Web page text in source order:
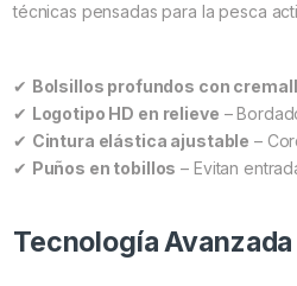
técnicas pensadas para la pesca
✔ Bolsillos profundos con
✔ Logotipo HD en relieve –
✔ Cintura elástica ajustable –
✔ Puños en tobillos – Evitan
Tecnología Avanzada